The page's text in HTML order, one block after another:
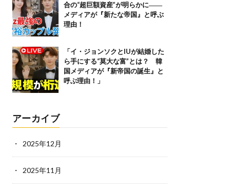
合の“超巨額資産”が明らかに――
メディアが『新たな帝国』と呼ぶ
理由！
「イ・ジョンソクとIUが結婚した
ら手にする“莫大な富”とは？ 韓
国メディアが『新帝国の誕生』と
呼ぶ理由！」
アーカイブ
2025年12月
2025年11月